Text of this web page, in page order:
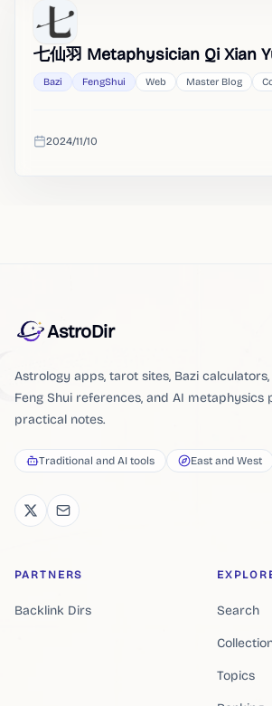
七仙羽 Metaphysician Qi Xian
Bazi FengShui Web Master Blog
Added
2024/11/10
AstroDir
Astrology apps, tarot sites, Bazi calculators,
Feng Shui references, and AI metaphysics
practical notes.
Traditional and AI tools East and West
PARTNERS
Backlink Dirs Search
Topics